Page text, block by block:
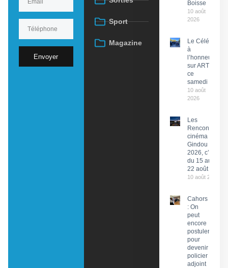
Envoyer
Sport
Magazine
Boisse
10 août
2026
Le Célé
à
l’honneur
sur ARTE
ce
samedi
10 août
2026
Les
Rencontres
cinéma de
Gindou
2026, c’est
du 15 au
22 août
10 août 2026
Cahors
: On
peut
encore
postuler
pour
devenir
policier
adjoint